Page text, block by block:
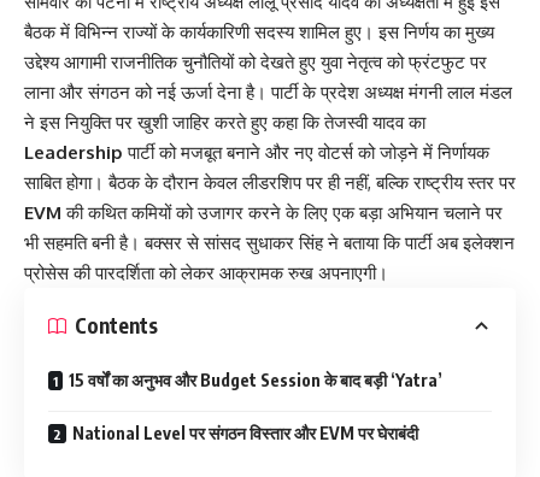
बैठक में विभिन्न राज्यों के कार्यकारिणी सदस्य शामिल हुए। इस निर्णय का मुख्य
उद्देश्य आगामी राजनीतिक चुनौतियों को देखते हुए युवा नेतृत्व को फ्रंटफुट पर
लाना और संगठन को नई ऊर्जा देना है। पार्टी के प्रदेश अध्यक्ष मंगनी लाल मंडल
ने इस नियुक्ति पर खुशी जाहिर करते हुए कहा कि तेजस्वी यादव का
Leadership पार्टी को मजबूत बनाने और नए वोटर्स को जोड़ने में निर्णायक
साबित होगा। बैठक के दौरान केवल लीडरशिप पर ही नहीं, बल्कि राष्ट्रीय स्तर पर
EVM की कथित कमियों को उजागर करने के लिए एक बड़ा अभियान चलाने पर
भी सहमति बनी है। बक्सर से सांसद सुधाकर सिंह ने बताया कि पार्टी अब इलेक्शन
प्रोसेस की पारदर्शिता को लेकर आक्रामक रुख अपनाएगी।
Contents
15 वर्षों का अनुभव और Budget Session के बाद बड़ी ‘Yatra’
National Level पर संगठन विस्तार और EVM पर घेराबंदी